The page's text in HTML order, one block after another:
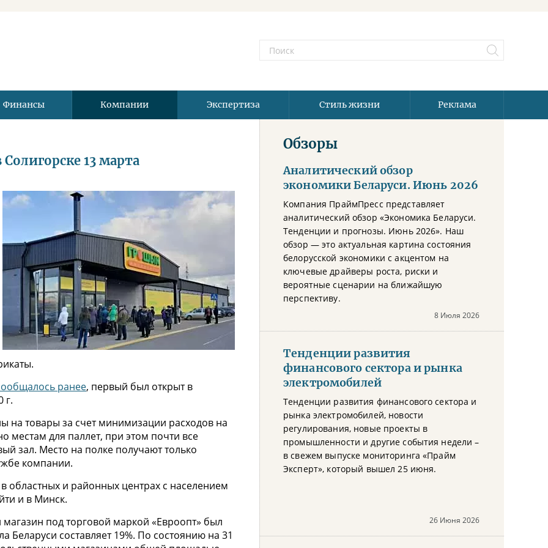
Финансы Компании Экспертиза Стиль жизни Реклама
13 марта
ранее, первый был открыт в
г.
на товары за счет минимизации расходов на
местам для паллет, при этом почти все
зал. Место на полке получают только
компании.
областных и районных центрах с населением
и в Минск.
под торговой маркой «Евроопт» был
Беларуси составляет 19%. По состоянию на 31
Обзоры
Аналитический обзор
экономики Беларуси. Июнь 2026
Компания ПраймПресс представляет
аналитический обзор «Экономика Беларуси.
Тенденции и прогнозы. Июнь 2026». Наш
обзор — это актуальная картина состояния
белорусской экономики с акцентом на
ключевые драйверы роста, риски и
вероятные сценарии на ближайшую
перспективу.
8 Июля 2026
Тенденции развития
финансового сектора и рынка
электромобилей
Тенденции развития финансового сектора и
рынка электромобилей, новости
регулирования, новые проекты в
промышленности и другие события недели –
в свежем выпуске мониторинга «Прайм
Эксперт», который вышел 25 июня.
26 Июня 2026